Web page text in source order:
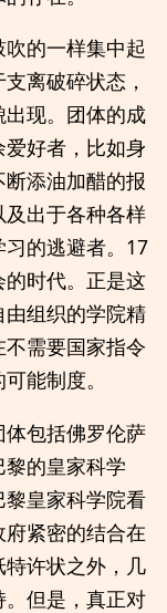
的一样集中起
离破碎状态，
现。团体的成
好者，比如身
添油加醋的报
出于各种各样
的逃避者。17
时代。正是这
组织的学院精
需要国家指令
能制度。
包括佛罗伦萨
的皇家科学
皇家科学院看
紧密的结合在
许状之外，几
但是，真正对